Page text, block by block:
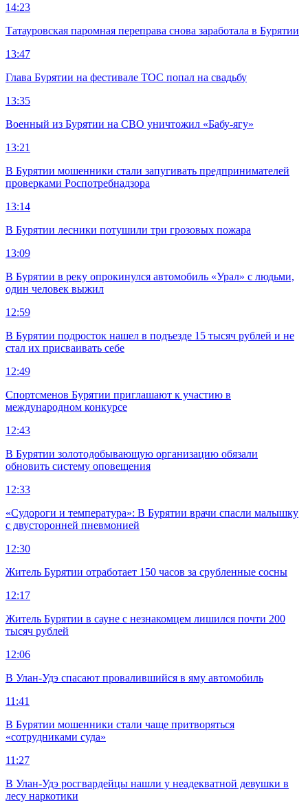
14:23
Татауровская паромная переправа снова заработала в Бурятии
13:47
Глава Бурятии на фестивале ТОС попал на свадьбу
13:35
Военный из Бурятии на СВО уничтожил «Бабу-ягу»
13:21
В Бурятии мошенники стали запугивать предпринимателей
проверками Роспотребнадзора
13:14
В Бурятии лесники потушили три грозовых пожара
13:09
В Бурятии в реку опрокинулся автомобиль «Урал» с людьми,
один человек выжил
12:59
В Бурятии подросток нашел в подъезде 15 тысяч рублей и не
стал их присваивать себе
12:49
Спортсменов Бурятии приглашают к участию в
международном конкурсе
12:43
В Бурятии золотодобывающую организацию обязали
обновить систему оповещения
12:33
«Судороги и температура»: В Бурятии врачи спасли малышку
с двусторонней пневмонией
12:30
Житель Бурятии отработает 150 часов за срубленные сосны
12:17
Житель Бурятии в сауне с незнакомцем лишился почти 200
тысяч рублей
12:06
В Улан-Удэ спасают провалившийся в яму автомобиль
11:41
В Бурятии мошенники стали чаще притворяться
«сотрудниками суда»
11:27
В Улан-Удэ росгвардейцы нашли у неадекватной девушки в
лесу наркотики